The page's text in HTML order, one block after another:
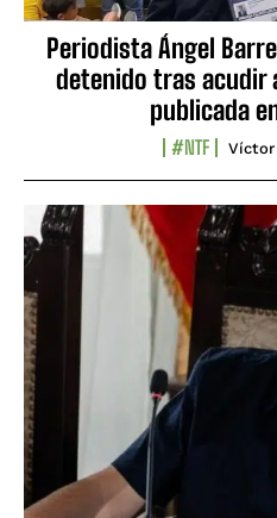
Periodista Ángel
detenido tras acudir
publicada
#NTF Víctor